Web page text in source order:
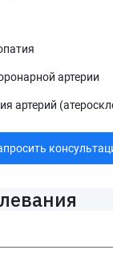
артерии
артерий